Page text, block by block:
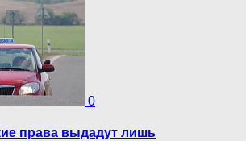
0
права выдадут лишь